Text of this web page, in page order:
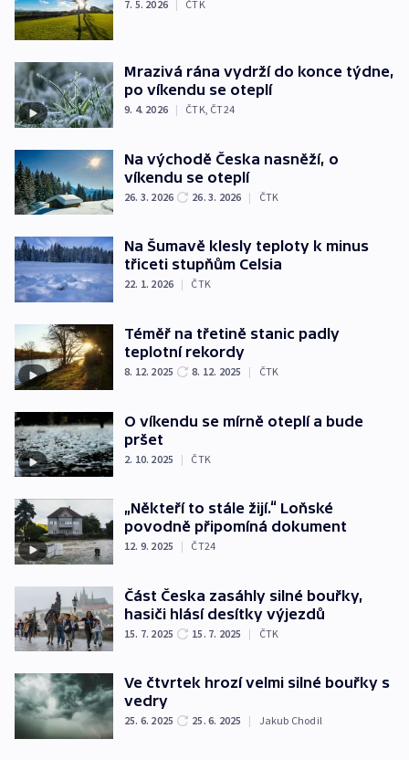
7. 5. 2026 | ČTK
Mrazivá rána vydrží do konce týdne,
po víkendu se oteplí
9. 4. 2026 | ČTK, ČT24
Na východě Česka nasněží, o
víkendu se oteplí
26. 3. 2026 26. 3. 2026 | ČTK
Na Šumavě klesly teploty k minus
třiceti stupňům Celsia
22. 1. 2026 | ČTK
Téměř na třetině stanic padly
teplotní rekordy
8. 12. 2025 8. 12. 2025 | ČTK
O víkendu se mírně oteplí a bude
pršet
2. 10. 2025 | ČTK
„Někteří to stále žijí.“ Loňské
povodně připomíná dokument
12. 9. 2025 | ČT24
Část Česka zasáhly silné bouřky,
hasiči hlásí desítky výjezdů
15. 7. 2025 15. 7. 2025 | ČTK
Ve čtvrtek hrozí velmi silné bouřky s
vedry
25. 6. 2025 25. 6. 2025 | Jakub Chodil